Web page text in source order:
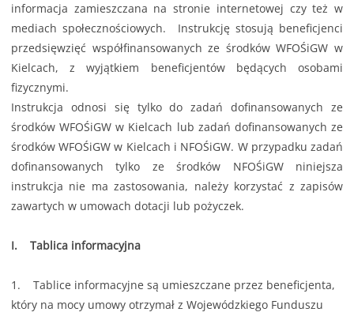
informacja zamieszczana na stronie internetowej czy też w
mediach społecznościowych. Instrukcję stosują beneficjenci
przedsięwzięć współfinansowanych ze środków WFOŚiGW w
Kielcach, z wyjątkiem beneficjentów będących osobami
fizycznymi.
Instrukcja odnosi się tylko do zadań dofinansowanych ze
środków WFOŚiGW w Kielcach lub zadań dofinansowanych ze
środków WFOŚiGW w Kielcach i NFOŚiGW. W przypadku zadań
dofinansowanych tylko ze środków NFOŚiGW niniejsza
instrukcja nie ma zastosowania, należy korzystać z zapisów
zawartych w umowach dotacji lub pożyczek.
I. Tablica informacyjna
1. Tablice informacyjne są umieszczane przez beneficjenta,
który na mocy umowy otrzymał z Wojewódzkiego Funduszu